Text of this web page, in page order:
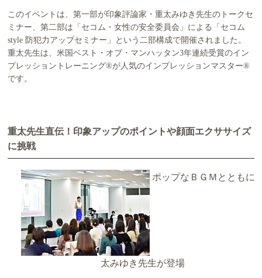
このイベントは、第一部が印象評論家・重太みゆき先生のトークセ
ミナー、第二部は「セコム・女性の安全委員会」による「セコム
style 防犯力アップセミナー」という二部構成で開催されました。
重太先生は、米国ベスト・オブ・マンハッタン3年連続受賞のイン
プレッショントレーニング®が人気のインプレッションマスター®
です。
重太先生直伝！印象アップのポイントや顔面エクササイズ
に挑戦
ポップなＢＧＭとともに
太みゆき先生が登場